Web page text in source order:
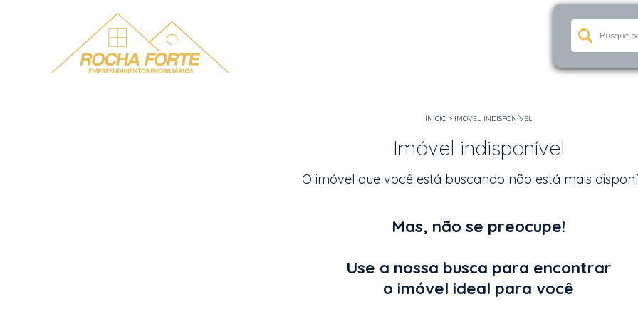
INÍCIO> IMÓVEL INDISPONÍVEL
Imóvel indisponível
O imóvel que você está buscando não está mais
Mas, não se preocupe!
Use a nossa busca para encontrar
o imóvel ideal para você